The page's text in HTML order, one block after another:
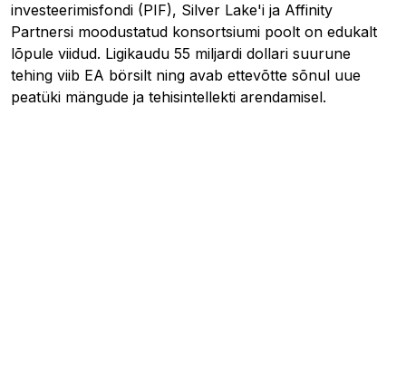
investeerimisfondi (PIF), Silver Lake'i ja Affinity
Partnersi moodustatud konsortsiumi poolt on edukalt
lõpule viidud. Ligikaudu 55 miljardi dollari suurune
tehing viib EA börsilt ning avab ettevõtte sõnul uue
peatüki mängude ja tehisintellekti arendamisel.